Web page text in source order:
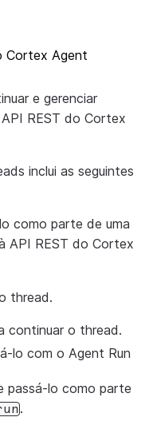
Cortex Agent
e gerenciar
REST do Cortex
inclui as seguintes
como parte de uma
API REST do Cortex
thread.
continuar o thread.
lo com o Agent Run
passá-lo como parte
.